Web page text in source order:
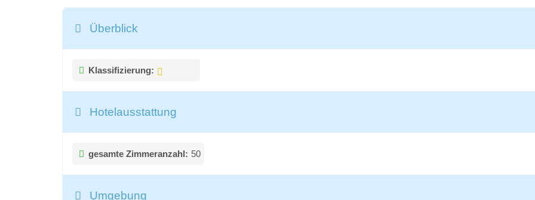
Überblick
Klassifizierung:
Hotelausstattung
gesamte Zimmeranzahl: 50
Umgebung